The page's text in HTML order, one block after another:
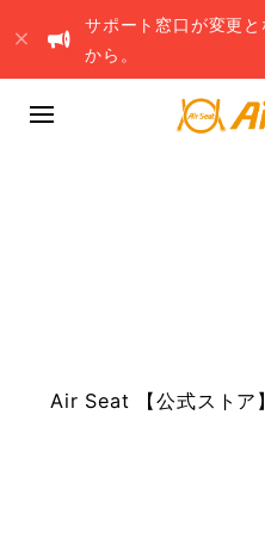
サポート窓口が変更
から。
Air Seat 【公式ストア